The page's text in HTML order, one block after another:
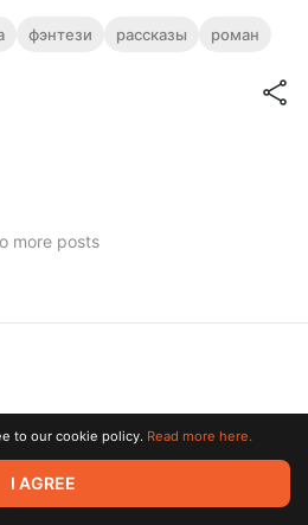
фэнтези рассказы роман
more posts
All rights reserved. All trademarks
owners.
to our cookie policy. Read more here.
I AGREE